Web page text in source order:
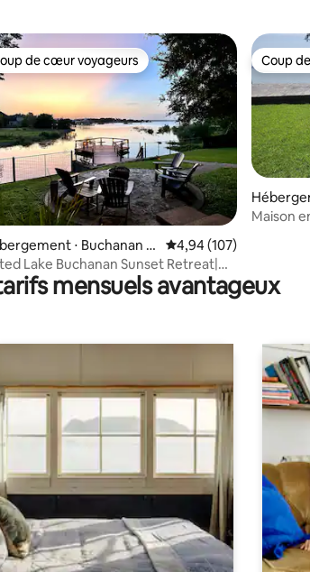
5 sur la base de 42 commentaires : 4,83 sur 5
de cœur voyageurs
de cœur voyageurs
⋅ Buchanan D
Évaluation moyenne
4,94 (107)
Lake Buchanan Sunset Retreat|
Tub |Dogs
Coup
Coup
am
Maison
mensuels avantageux